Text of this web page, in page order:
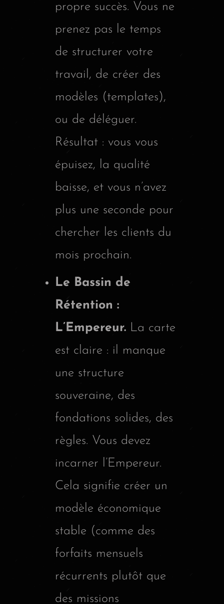
propre succès. Vous ne
prenez pas le temps
de structurer votre
travail, de créer des
modèles (templates),
ou de déléguer.
Résultat : vous vous
épuisez, la qualité
baisse, et vous n’avez
plus une seconde pour
chercher les clients du
mois prochain.
Le Bassin de
Rétention :
L’Empereur. La carte
est claire : il manque
une structure
souveraine, des
fondations solides, des
règles. Vous devez
incarner l’Empereur.
Cela signifie créer un
modèle économique
stable (comme des
forfaits mensuels
récurrents plutôt que
des missions